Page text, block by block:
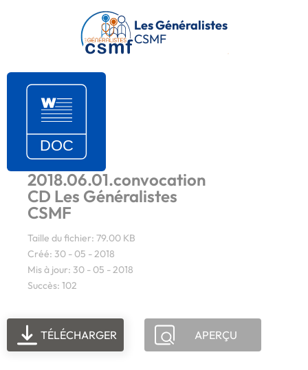
Passer au contenu principal
Les Généralistes
CSMF
2018.06.01.convocation
CD Les Généralistes
CSMF
Taille du fichier: 79.00 KB
Créé: 30 - 05 - 2018
Mis à jour: 30 - 05 - 2018
Succès: 102
TÉLÉCHARGER APERÇU